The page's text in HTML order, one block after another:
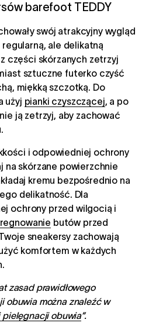
barefoot TEDDY
swój atrakcyjny wygląd
ale delikatną
części skórzanych zetrzyj
sztuczne futerko czyść
miękką szczotką. Do
użyj pianki czyszczącej, a po
ją zetrzyj, aby zachować
i odpowiedniej ochrony
na skórzane powierzchnie
kremu bezpośrednio na
delikatność. Dla
ochrony przed wilgocią i
butów przed
sneakersy zachowają
komfortem w każdych
zasad prawidłowego
obuwia można znaleźć w
pielęgnacji obuwia”.